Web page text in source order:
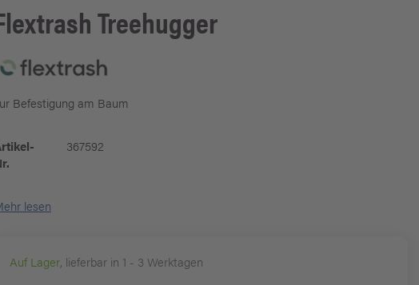
Treehugger
Befestigung am Baum
367592
lesen
Auf Lager, lieferbar in 1 - 3 Werktagen